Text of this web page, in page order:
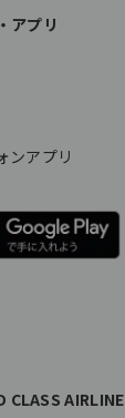
アプリ
ンアプリ
CLASS AIRLINE